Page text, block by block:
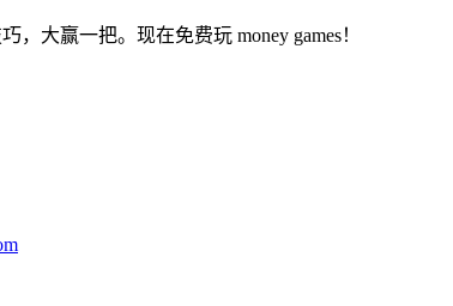
大赢一把。现在免费玩 money games！